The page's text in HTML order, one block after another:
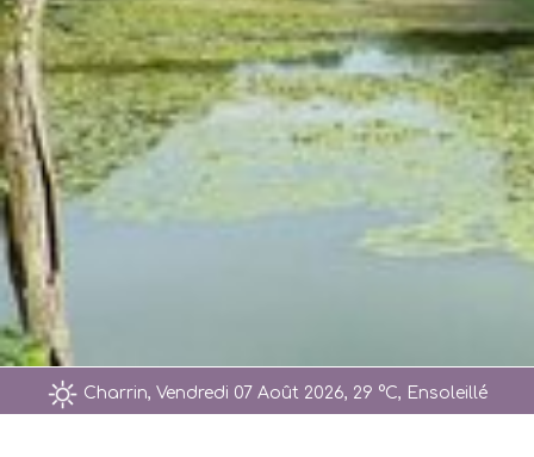
Charrin, Vendredi 07 Août 2026, 29 °C, Ensoleillé